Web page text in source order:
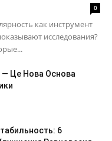
0
как инструмент
исследования?
— Це Нова Основа
6